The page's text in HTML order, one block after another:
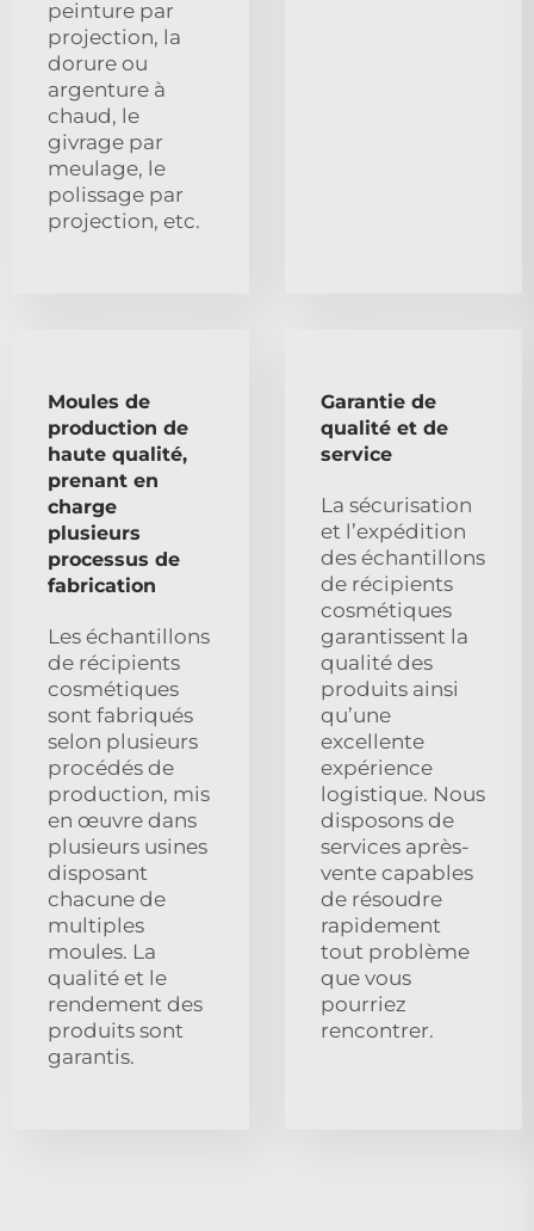
peinture par
projection, la
dorure ou
argenture à
chaud, le
givrage par
meulage, le
polissage par
projection, etc.
Moules de
production de
haute qualité,
prenant en
charge
plusieurs
processus de
fabrication
Les échantillons
de récipients
cosmétiques
sont fabriqués
selon plusieurs
procédés de
production, mis
en œuvre dans
plusieurs usines
disposant
chacune de
multiples
moules. La
qualité et le
rendement des
produits sont
garantis.
Garantie de
qualité et de
service
La sécurisation
et l’expédition
des échantillons
de récipients
cosmétiques
garantissent la
qualité des
produits ainsi
qu’une
excellente
expérience
logistique. Nous
disposons de
services après-
vente capables
de résoudre
rapidement
tout problème
que vous
pourriez
rencontrer.